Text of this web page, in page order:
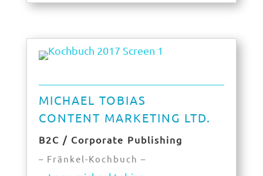
MICHAEL TOBIAS
CONTENT MARKETING LTD.
B2C / Corporate Publishing
– Fränkel-Kochbuch –